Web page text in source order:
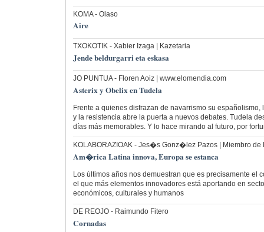
KOMA- Olaso
Aire
TXOKOTIK- Xabier Izaga | Kazetaria
Jende beldurgarri eta eskasa
JO PUNTUA- Floren Aoiz | www.elomendia.com
Asterix y Obelix en Tudela
Frente a quienes disfrazan de navarrismo su españolismo,
y la resistencia abre la puerta a nuevos debates. Tudela
días más memorables. Y lo hace mirando al futuro, por
KOLABORAZIOAK- Jes�s Gonz�lez Pazos | Miembro de
Am�rica Latina innova, Europa se estanca
Los últimos años nos demuestran que es precisamente el
el que más elementos innovadores está aportando en
económicos, culturales y humanos
DE REOJO- Raimundo Fitero
Cornadas